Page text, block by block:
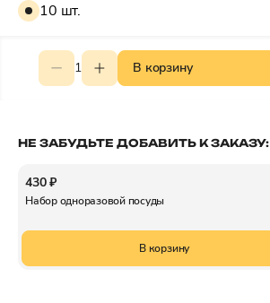
10 шт.
1 В корзину
НЕ ЗАБУДЬТЕ ДОБАВИТЬ К ЗАКАЗУ:
430 ₽
Набор одноразовой посуды
В корзину